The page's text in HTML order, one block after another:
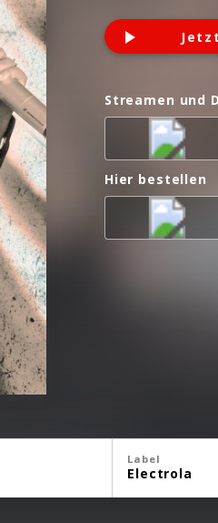
Streamen und
Hier bestellen
Label
Electrola